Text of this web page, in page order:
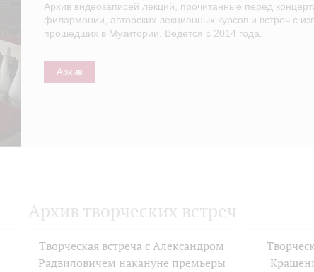
Архив видеозаписей лекций, прочитанные перед
филармонии, авторских лекционных курсов и встреч с
прошедших в Музитории. Ведется с 2014 года.
Архив
Архив творческих встреч
Творческая встреча с Александром
Радвиловичем накануне премьеры